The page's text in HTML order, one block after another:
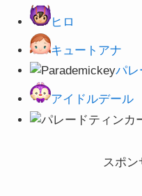
ヒロ
キュートアナ
パレ
アイドルデール
スポ